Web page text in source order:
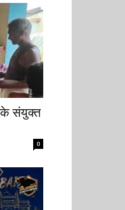
के संयुक्त
0